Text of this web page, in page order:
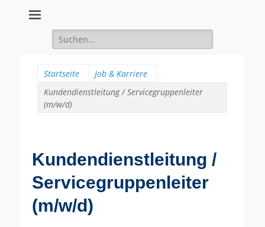
Suche
für:
Startseite
Job & Karriere
Kundendienstleitung / Servicegruppenleiter
(m/w/d)
Kundendienstleitung /
Servicegruppenleiter
(m/w/d)